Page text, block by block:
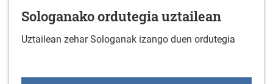
Sologanako ordutegia uztailean
Uztailean zehar Sologanak izango duen ordutegia